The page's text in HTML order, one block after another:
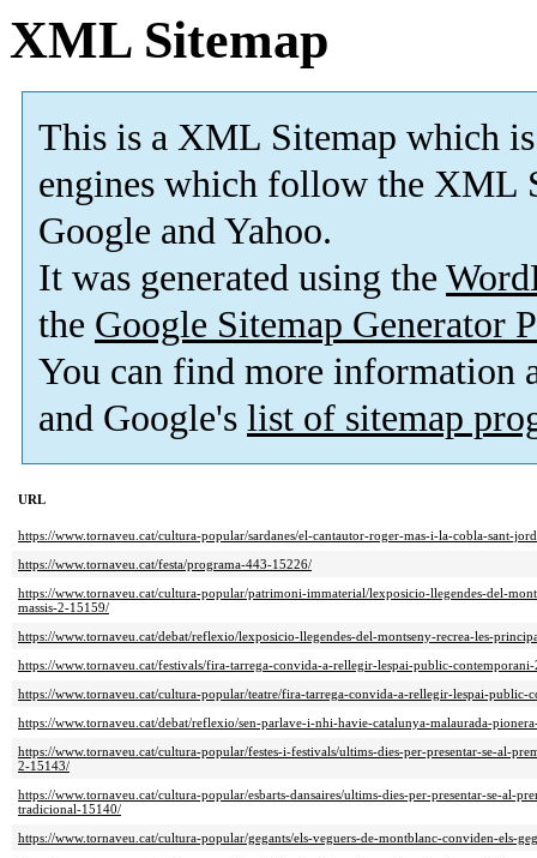
XML Sitemap
This is a XML Sitemap which is
engines which follow the XML
Google and Yahoo.
It was generated using the
the Google Sitemap Generator
You can find more information
and Google's list of sitemap
URL
https://www.tornaveu.cat/cultura-popular/sardanes/el-cantautor-roger-mas-i-la-cobla-sant-
https://www.tornaveu.cat/festa/programa-443-15226/
https://www.tornaveu.cat/cultura-popular/patrimoni-immaterial/lexposicio-llegendes-del-
massis-2-15159/
https://www.tornaveu.cat/debat/reflexio/lexposicio-llegendes-del-montseny-recrea-les-
https://www.tornaveu.cat/festivals/fira-tarrega-convida-a-rellegir-lespai-public-
https://www.tornaveu.cat/cultura-popular/teatre/fira-tarrega-convida-a-rellegir-lespai-public-
https://www.tornaveu.cat/debat/reflexio/sen-parlave-i-nhi-havie-catalunya-malaurada-
https://www.tornaveu.cat/cultura-popular/festes-i-festivals/ultims-dies-per-presentar-se-al-
2-15143/
https://www.tornaveu.cat/cultura-popular/esbarts-dansaires/ultims-dies-per-presentar-se-al-
tradicional-15140/
https://www.tornaveu.cat/cultura-popular/gegants/els-veguers-de-montblanc-conviden-els-